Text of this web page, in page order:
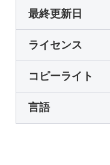
最終更新日
ライセンス
コピーライト
言語